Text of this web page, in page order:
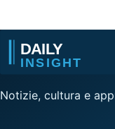
Notizie, cultura e